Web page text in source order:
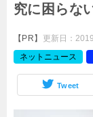
究に困らな
【PR】 更新日：
ネットニュース
Tweet